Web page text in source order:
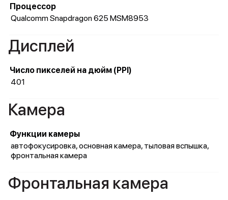
Процессор
Qualcomm Snapdragon 625 MSM8953
Дисплей
Число пикселей на дюйм (PPI)
401
Камера
Функции камеры
автофокусировка, основная камера, тыловая вспышка,
фронтальная камера
Фронтальная камера